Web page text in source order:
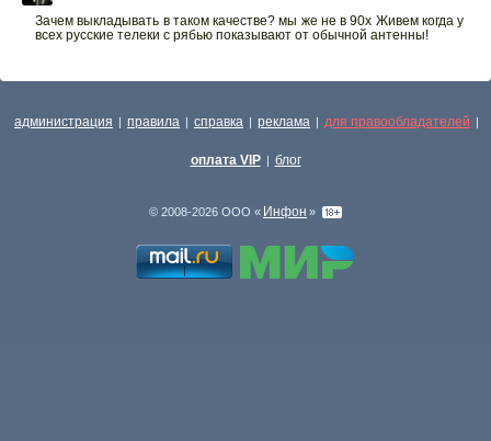
Зачем выкладывать в таком качестве? мы же не в 90х Живем когда у
всех русские телеки с рябью показывают от обычной антенны!
администрация | правила | справка | реклама | для правообладателей |
оплата VIP | блог
© 2008-2026 ООО « Инфон »